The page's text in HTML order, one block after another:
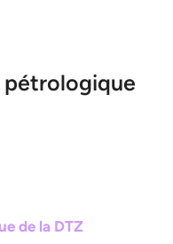
pétrologique
de la DTZ